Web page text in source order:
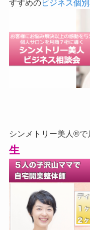
すすめのビジネス個
シンメトリー美人®で
生